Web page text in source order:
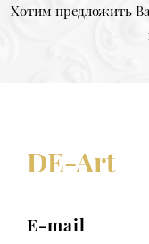
Хотим предложить
DE-Art
E-mail